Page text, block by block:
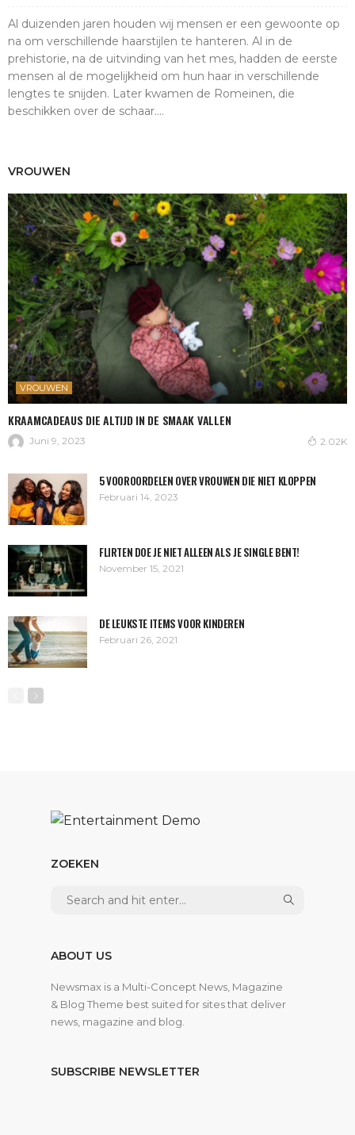
Al duizenden jaren houden wij mensen er een gewoonte op
na om verschillende haarstijlen te hanteren. Al in de
prehistorie, na de uitvinding van het mes, hadden de eerste
mensen al de mogelijkheid om hun haar in verschillende
lengtes te snijden. Later kwamen de Romeinen, die
beschikken over de schaar....
VROUWEN
VROUWEN
KRAAMCADEAUS DIE ALTIJD IN DE SMAAK VALLEN
Juni 9, 2023 2.02K
5 VOOROORDELEN OVER VROUWEN DIE NIET KLOPPEN
Februari 14, 2023
FLIRTEN DOE JE NIET ALLEEN ALS JE SINGLE BENT!
November 15, 2021
DE LEUKSTE ITEMS VOOR KINDEREN
Februari 26, 2021
ZOEKEN
ABOUT US
Newsmax is a Multi-Concept News, Magazine
& Blog Theme best suited for sites that deliver
news, magazine and blog.
SUBSCRIBE NEWSLETTER